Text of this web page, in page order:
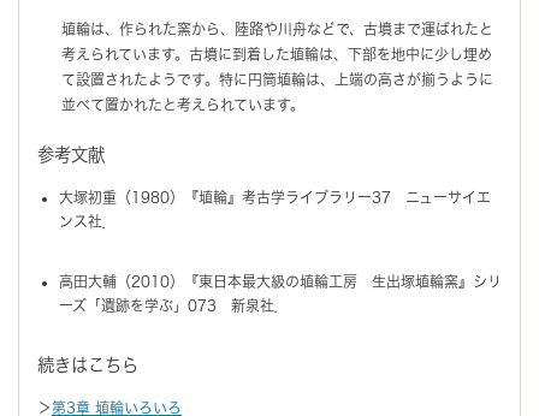
埴輪は、作られた窯から、陸路や川舟などで、古墳まで運ばれたと
考えられています。古墳に到着した埴輪は、下部を地中に少し埋め
て設置されたようです。特に円筒埴輪は、上端の高さが揃うように
並べて置かれたと考えられています。
参考文献
大塚初重（1980）『埴輪』考古学ライブラリー37 ニューサイエ
ンス社．
高田大輔（2010）『東日本最大級の埴輪工房 生出塚埴輪窯』シリ
ーズ「遺跡を学ぶ」073 新泉社．
続きはこちら
＞第3章 埴輪いろいろ